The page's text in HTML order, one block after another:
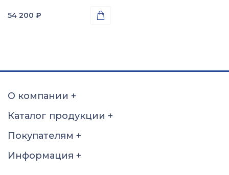
54 200 ₽ 
вст.)
Размер
О компании +
Каталог продукции +
Покупателям +
Информация +